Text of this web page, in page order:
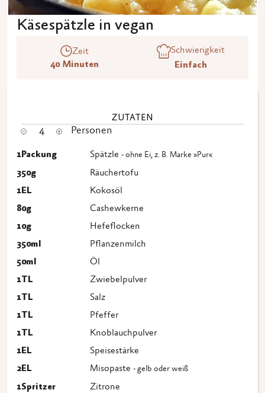
Käsespätzle in vegan
Zeit
40 Minuten
Schwierigkeit
Einfach
ZUTATEN
4 Personen
1Packung Spätzle - ohne Ei, z. B. Marke »Pur«
350g
Räuchertofu
1EL
Kokosöl
80g
Cashewkerne
10g
Hefeflocken
350ml
Pflanzenmilch
50ml
Öl
1TL
Zwiebelpulver
1TL
Salz
1TL
Pfeffer
1TL
Knoblauchpulver
1EL
Speisestärke
2EL Misopaste - gelb oder weiß
1Spritzer Zitrone